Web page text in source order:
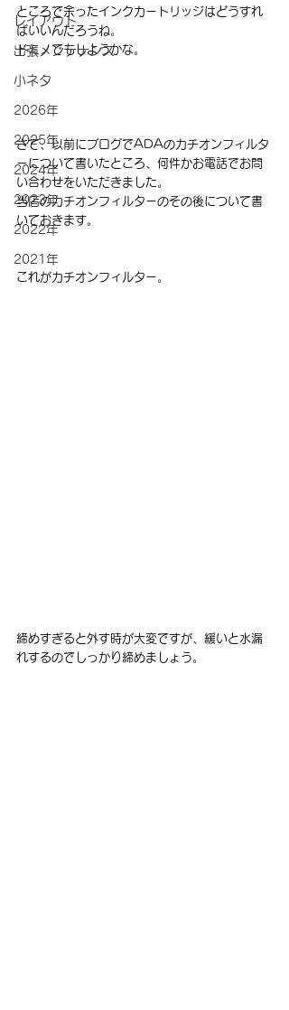
レイアウト
出張メンテナンス
小ネタ
2026年
2025年
2024年
2023年
2022年
2021年
ところで余ったインクカートリッジはどうすれ
ばいいんだろうね。
ドミノでもしようかな。
さて、以前にブログでADAのカチオンフィルタ
ーについて書いたところ、何件かお電話でお問
い合わせをいただきました。
当店のカチオンフィルターのその後について書
いておきます。
これがカチオンフィルター。
締めすぎると外す時が大変ですが、緩いと水漏
れするのでしっかり締めましょう。